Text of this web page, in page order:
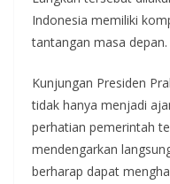
Indonesia memiliki
tantangan masa depan.
Kunjungan Presiden
tidak hanya menjadi
perhatian pemerintah
mendengarkan
berharap dapat